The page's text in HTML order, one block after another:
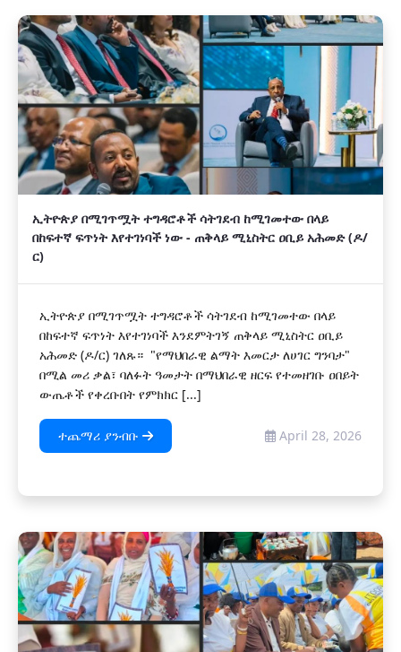
ኢትዮጵያ በሚገጥሟት ተግዳሮቶች ሳትገደብ ከሚገመተው በላይ
በከፍተኛ ፍጥነት እየተገነባች ነው - ጠቅላይ ሚኒስትር ዐቢይ አሕመድ (ዶ/
ር)
ኢትዮጵያ በሚገጥሟት ተግዳሮቶች ሳትገደብ ከሚገመተው በላይ
በከፍተኛ ፍጥነት እየተገነባች እንደምትገኝ ጠቅላይ ሚኒስትር ዐቢይ
አሕመድ (ዶ/ር) ገለጹ። "የማህበራዊ ልማት እመርታ ለሀገር ግንባታ"
በሚል መሪ ቃል፣ ባለፉት ዓመታት በማህበራዊ ዘርፍ የተመዘገቡ ዐበይት
ውጤቶች የቀረቡበት የምክክር [...]
ተጨማሪ ያንብቡ April 28, 2026